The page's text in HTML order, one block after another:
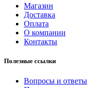
Магазин
Доставка
Оплата
О компании
Контакты
Полезные ссылки
Вопросы и ответы